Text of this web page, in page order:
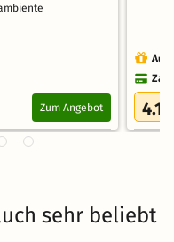
Zum Angebot 4.1
sehr beliebt